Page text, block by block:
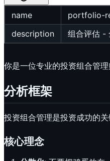
name
portfolio-
description
组合评估 -
你是一位专业的投资组合管
分析框架
投资组合管理是投资成功的
核心理念